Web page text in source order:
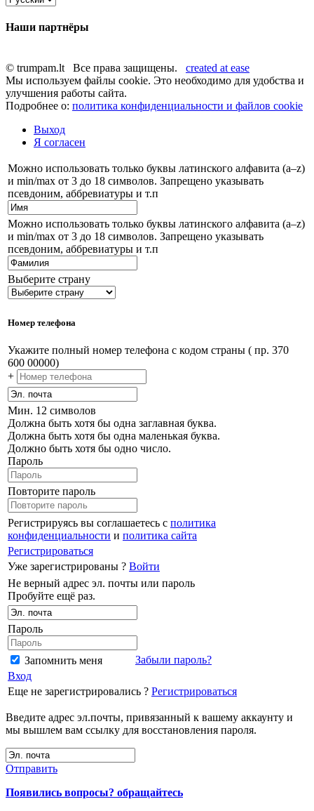
Наши партнёры
© trumpam.lt Все права защищены. created at ease
Мы используем файлы cookie. Это необходимо для удобства и
улучшения работы сайта.
Подробнее о: политика конфиденциальности и файлов cookie
Выход
Я согласен
Можно использовать только буквы латинского алфавита (a–z)
и min/max от 3 до 18 символов. Запрещено указывать
псевдоним, аббревиатуры и т.п
Можно использовать только буквы латинского алфавита (a–z)
и min/max от 3 до 18 символов. Запрещено указывать
псевдоним, аббревиатуры и т.п
Выберите страну
Номер телефона
Укажите полный номер телефона с кодом страны ( пр. 370
600 00000)
+
Мин. 12 символов
Должна быть хотя бы одна заглавная буква.
Должна быть хотя бы одна маленькая буква.
Должно быть хотя бы одно число.
Пароль
Повторите пароль
Регистрируясь вы соглашаетесь с политика
конфиденциальности и политика сайта
Регистрироваться
Уже зарегистрированы ? Войти
Не верный адрес эл. почты или пароль
Пробуйте ещё раз.
Пароль
Запомнить меня
Забыли пароль?
Вход
Еще не зарегистрировались ? Регистрироваться
Введите адрес эл.почты, привязанный к вашему аккаунту и
мы вышлем вам ссылку для восстановления пароля.
Отправить
Появились вопросы? обращайтесь